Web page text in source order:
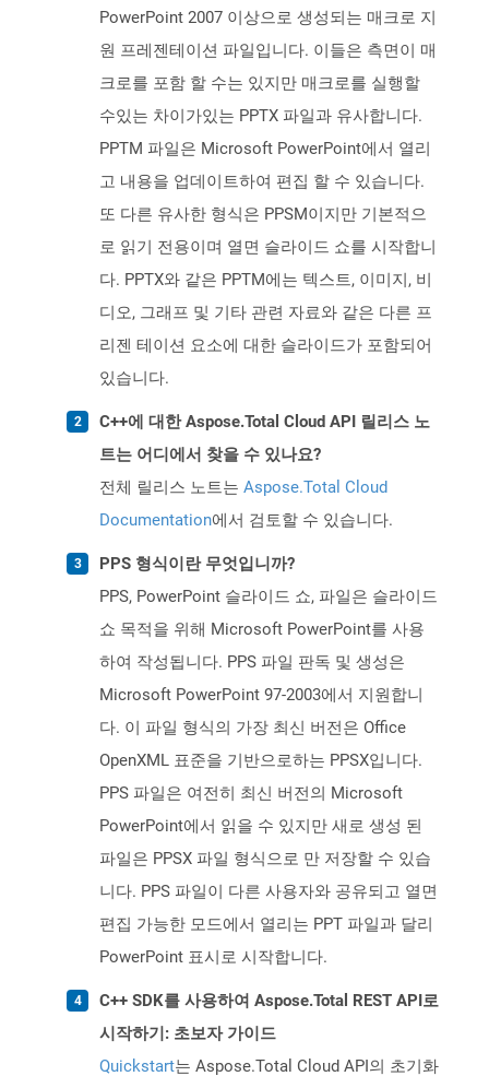
PowerPoint 2007 이상으로 생성되는 매크로 지
원 프레젠테이션 파일입니다. 이들은 측면이 매
크로를 포함 할 수는 있지만 매크로를 실행할
수있는 차이가있는 PPTX 파일과 유사합니다.
PPTM 파일은 Microsoft PowerPoint에서 열리
고 내용을 업데이트하여 편집 할 수 있습니다.
또 다른 유사한 형식은 PPSM이지만 기본적으
로 읽기 전용이며 열면 슬라이드 쇼를 시작합니
다. PPTX와 같은 PPTM에는 텍스트, 이미지, 비
디오, 그래프 및 기타 관련 자료와 같은 다른 프
리젠 테이션 요소에 대한 슬라이드가 포함되어
있습니다.
C++에 대한 Aspose.Total Cloud API 릴리스 노
트는 어디에서 찾을 수 있나요?
전체 릴리스 노트는 Aspose.Total Cloud
Documentation에서 검토할 수 있습니다.
PPS 형식이란 무엇입니까?
PPS, PowerPoint 슬라이드 쇼, 파일은 슬라이드
쇼 목적을 위해 Microsoft PowerPoint를 사용
하여 작성됩니다. PPS 파일 판독 및 생성은
Microsoft PowerPoint 97-2003에서 지원합니
다. 이 파일 형식의 가장 최신 버전은 Office
OpenXML 표준을 기반으로하는 PPSX입니다.
PPS 파일은 여전히 ​​최신 버전의 Microsoft
PowerPoint에서 읽을 수 있지만 새로 생성 된
파일은 PPSX 파일 형식으로 만 저장할 수 있습
니다. PPS 파일이 다른 사용자와 공유되고 열면
편집 가능한 모드에서 열리는 PPT 파일과 달리
PowerPoint 표시로 시작합니다.
C++ SDK를 사용하여 Aspose.Total REST API로
시작하기: 초보자 가이드
Quickstart는 Aspose.Total Cloud API의 초기화